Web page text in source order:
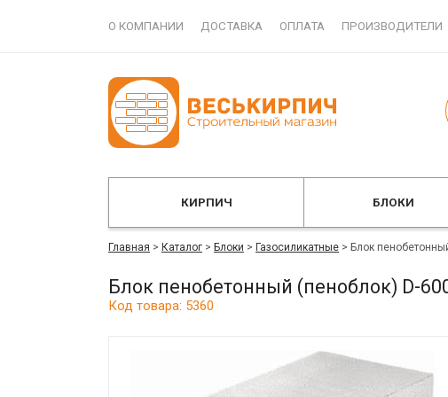
О КОМПАНИИ ДОСТАВКА ОПЛАТА ПРОИЗВОДИТЕЛИ
КИРПИЧ БЛОКИ
Главная > Каталог > Блоки > Газосиликатные > Блок
Блок пенобетонный (пеноблок) D-
Код товара: 5360